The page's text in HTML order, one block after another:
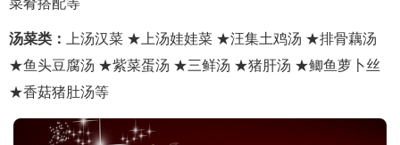
汤菜类： 上汤汉菜 ★上汤娃娃菜 ★汪集土鸡汤 ★排骨藕汤
★鱼头豆腐汤 ★紫菜蛋汤 ★三鲜汤 ★猪肝汤 ★鲫鱼萝卜丝
★香菇猪肚汤等